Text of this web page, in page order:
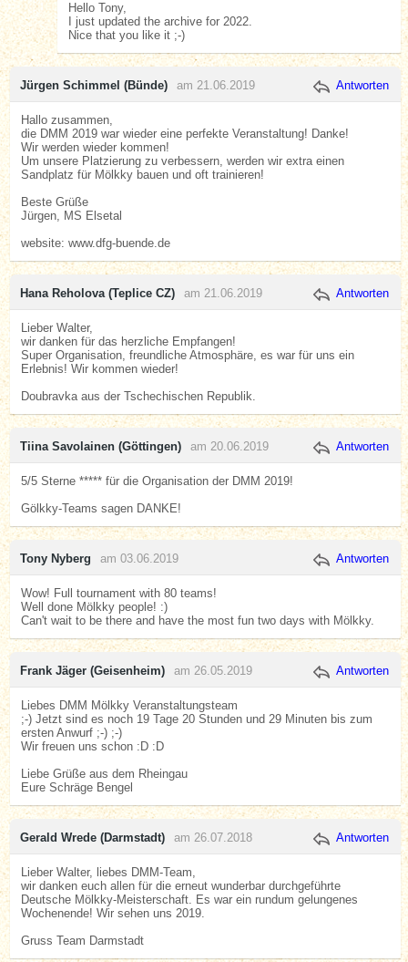
Hello Tony,
I just updated the archive for 2022.
Nice that you like it ;-)
Jürgen Schimmel (Bünde) am 21.06.2019 Antworten
Hallo zusammen,
die DMM 2019 war wieder eine perfekte Veranstaltung! Danke!
Wir werden wieder kommen!
Um unsere Platzierung zu verbessern, werden wir extra einen
Sandplatz für Mölkky bauen und oft trainieren!
Beste Grüße
Jürgen, MS Elsetal
website: www.dfg-buende.de
Hana Reholova (Teplice CZ) am 21.06.2019 Antworten
Lieber Walter,
wir danken für das herzliche Empfangen!
Super Organisation, freundliche Atmosphäre, es war für uns ein
Erlebnis! Wir kommen wieder!
Doubravka aus der Tschechischen Republik.
Tiina Savolainen (Göttingen) am 20.06.2019 Antworten
5/5 Sterne ***** für die Organisation der DMM 2019!
Gölkky-Teams sagen DANKE!
Tony Nyberg am 03.06.2019 Antworten
Wow! Full tournament with 80 teams!
Well done Mölkky people! :)
Can't wait to be there and have the most fun two days with Mölkky.
Frank Jäger (Geisenheim) am 26.05.2019 Antworten
Liebes DMM Mölkky Veranstaltungsteam
;-) Jetzt sind es noch 19 Tage 20 Stunden und 29 Minuten bis zum
ersten Anwurf ;-) ;-)
Wir freuen uns schon :D :D
Liebe Grüße aus dem Rheingau
Eure Schräge Bengel
Gerald Wrede (Darmstadt) am 26.07.2018 Antworten
Lieber Walter, liebes DMM-Team,
wir danken euch allen für die erneut wunderbar durchgeführte
Deutsche Mölkky-Meisterschaft. Es war ein rundum gelungenes
Wochenende! Wir sehen uns 2019.
Gruss Team Darmstadt